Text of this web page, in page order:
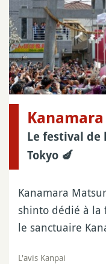
Le festival
Tokyo 🍆
Kanamara
shinto dédié à la
le sanctuaire
L'avis Kanpai